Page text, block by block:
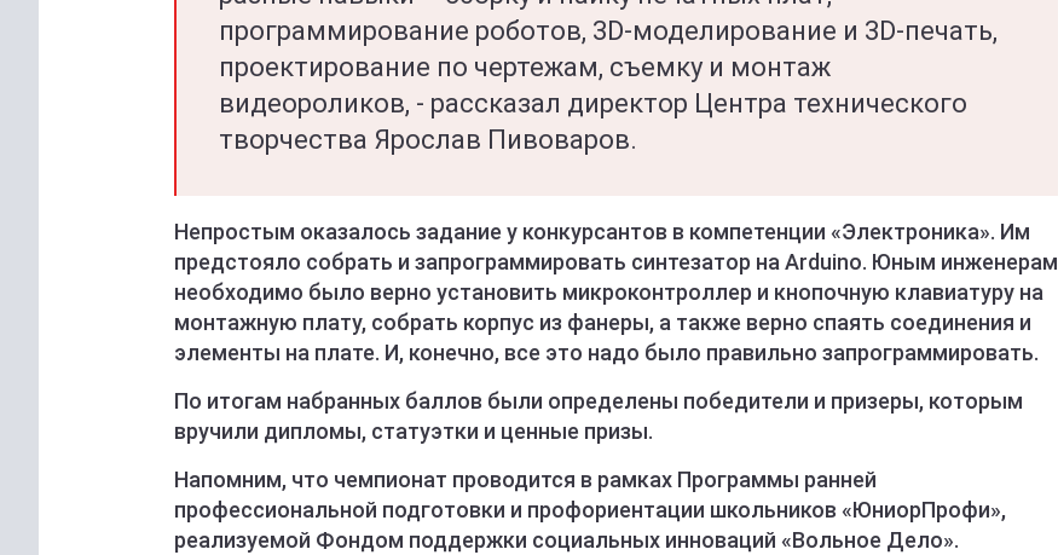
программирование роботов, 3D-моделирование и 3D-печать,
проектирование по чертежам, съемку и монтаж
видеороликов, - рассказал директор Центра технического
творчества Ярослав Пивоваров.
Непростым оказалось задание у конкурсантов в компетенции «Электроника». Им
предстояло собрать и запрограммировать синтезатор на Arduino. Юным инженерам
необходимо было верно установить микроконтроллер и кнопочную клавиатуру на
монтажную плату, собрать корпус из фанеры, а также верно спаять соединения и
элементы на плате. И, конечно, все это надо было правильно запрограммировать.
По итогам набранных баллов были определены победители и призеры, которым
вручили дипломы, статуэтки и ценные призы.
Напомним, что чемпионат проводится в рамках Программы ранней
профессиональной подготовки и профориентации школьников «ЮниорПрофи»,
реализуемой Фондом поддержки социальных инноваций «Вольное Дело».